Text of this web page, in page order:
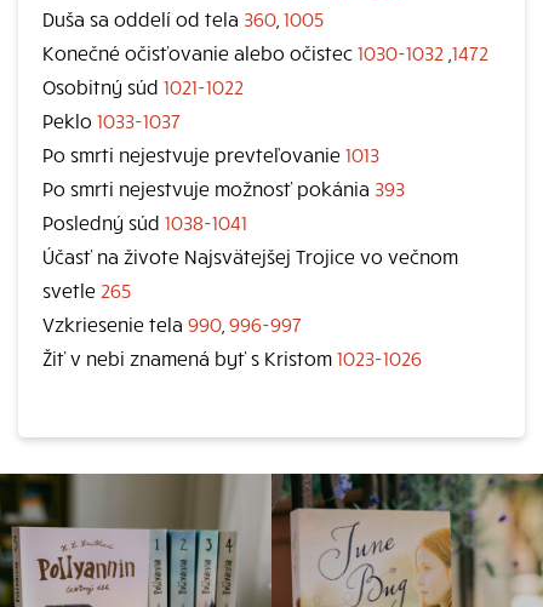
Duša sa oddelí od tela 360 1005
Konečné očisťovanie alebo očistec 1030-1032 1472
Osobitný súd 1021-1022
Peklo 1033-1037
Po smrti nejestvuje prevteľovanie 1013
Po smrti nejestvuje možnosť pokánia 393
Posledný súd 1038-1041
Účasť na živote Najsvätejšej Trojice vo večnom
svetle 265
Vzkriesenie tela 990 996-997
Žiť v nebi znamená byť s Kristom 1023-1026